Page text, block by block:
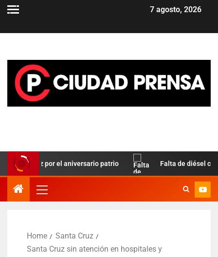
7 agosto, 2026
Paz por el aniversario patrio Falta de diésel complica
Home
Santa Cruz
Santa Cruz sin atención en hospitales y